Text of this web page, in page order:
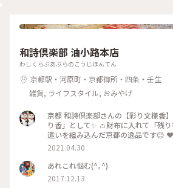
祝10時〜16時 とホームページには記載さ
つけたら子供も大人も顔がほころぶよ
さい*⁠.⁠✧ なお、周辺の観光地として、車で30分ほどの所にステ
ーキ屋「さわやか」があります。お肉
で、噂に違わぬ味でした。ぬくもり
しらえにオススメです。 #静岡 #ぬく
和詩倶楽部 油小路本店
わしくらぶあぶらのこうじほんてん
京都駅・河原町・京都御所・四条・壬生
雑貨, ライフスタイル, おみやげ
京都 和詩倶楽部さんの【彩り文様香
り香」として✨ 👛財布に入れて「残
遣いを組み込んだ京都の逸品です😊
愛い「京もの」 持ってるだけで幸せ
´ᵕ`*) ❁❀✿✾🤍香りは 白檀🤍❁❀✿✾
枚目を見てくださいね✨ * 白檀はふく
高貴な心打つ香りがします
ω･｡)❁。🌼.*･ﾟ .ﾟ･*. * 古代より人の心を捉え 和らげてきた香
2021.04.30
あれこれ悩む(^｡^)
2017.12.13